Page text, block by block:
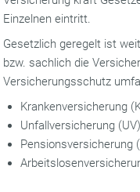
Einzelnen eintritt.
Gesetzlich geregelt ist
bzw. sachlich die
Versicherungsschutz
Krankenversicherung
Unfallversicherung
Pensionsversicherung